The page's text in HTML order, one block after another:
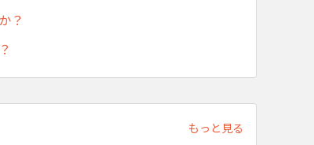
？
もっと見る